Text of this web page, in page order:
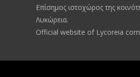
Επίσημος ιστοχώρος της
Λυκώρεια.
Official website of Lycoreia